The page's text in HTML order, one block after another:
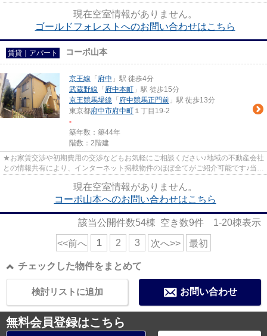
現在空室情報がありません。
ゴールドフォレストへのお問い合わせはこちら
賃貸｜アパート コーポ山本
京王線 「 府中 」駅 徒歩4分
武蔵野線 「 府中本町 」駅 徒歩15分
京王競馬場線 「 府中競馬正門前 」駅 徒歩13分
東京都府中市府中町 １丁目19-2
-
築年数：築44年
階数：2階建
★お家賃交渉や初期費用の交渉などもお気軽にご相談ください♪地域の不動産会社
との情報共有により、インターネット掲載物件のほぼ全てがご紹介可能です♪当店
現在空室情報がありません。
コーポ山本へのお問い合わせはこちら
該当公開件数54棟 空き数9件 1-20棟表示
<<前へ 1 2 3 次へ>> 最初
チェックした物件をまとめて
お問い合わせ
検討リストに追加
無料会員登録はこちら